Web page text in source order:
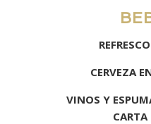
CERVEZA
VINOS Y